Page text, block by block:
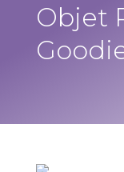
Objet